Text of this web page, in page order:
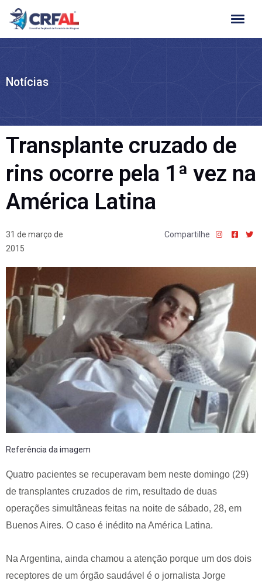
Ir
para
Notícias
Transplante cruzado de
rins ocorre pela 1ª vez na
América Latina
31 de março de
2015
Compartilhe
Referência da imagem
Quatro pacientes se recuperavam bem neste domingo (29)
de transplantes cruzados de rim, resultado de duas
operações simultâneas feitas na noite de sábado, 28, em
Buenos Aires. O caso é inédito na América Latina.
Na Argentina, ainda chamou a atenção porque um dos dois
receptores de um órgão saudável é o jornalista Jorge